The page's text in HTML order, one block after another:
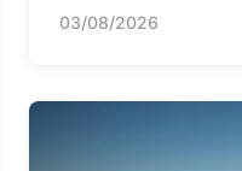
03/08/2026